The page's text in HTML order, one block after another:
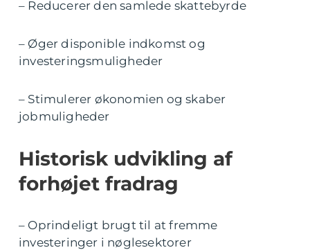
– Reducerer den samlede skattebyrde
– Øger disponible indkomst og
investeringsmuligheder
– Stimulerer økonomien og skaber
jobmuligheder
Historisk udvikling af
forhøjet fradrag
– Oprindeligt brugt til at fremme
investeringer i nøglesektorer